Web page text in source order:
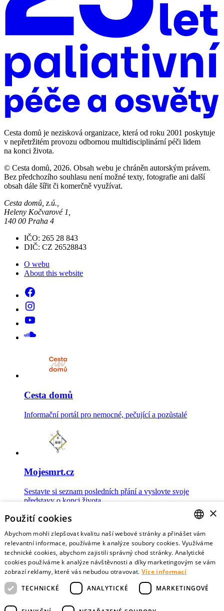
Cesta domů je nezisková organizace, která od roku 2001 poskytuje
v nepřetržitém provozu odbornou multidisciplinární péči lidem
na konci života.
© Cesta domů, 2026. Obsah webu je chráněn autorským právem.
Bez předchozího souhlasu není možné texty, fotografie ani další
obsah dále šířit či komerčně využívat.
Cesta domů, z.ú.,
Heleny Kočvarové 1,
140 00 Praha 4
IČO: 265 28 843
DIČ: CZ 26528843
O webu
About this website
Cesta domů
Informační portál pro nemocné, pečující a pozůstalé
Mojesmrt.cz
Sestavte si seznam posledních přání a vyslovte svoje
představy o konci života
Data o umírání
Nejnovější data o postojích veřejnosti a zdravotníků k umírání
CZECH
ENGLISH
×
Použití cookies
Abychom mohli zlepšovat kvalitu naší webové stránky a přinášet vám
relevantní informace, používáme k analýze soubory cookies. Využíváme
technické cookies, abychom zajistili správný chod stránky. Analytické
cookies používáme k analýze návštěvnosti a díky marketingovým se vám
zobrazí reklamy, které vás nebudou otravovat. Více informací
TECHNICKÉ
ANALYTICKÉ MARKETINGOVÉ